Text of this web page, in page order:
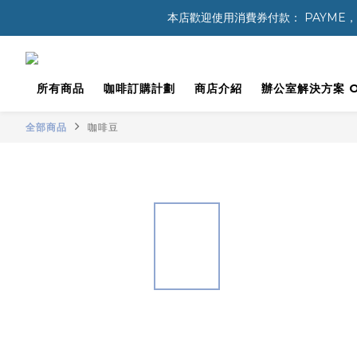
本店歡迎使用消費券付款：
所有商品 咖啡訂購計劃 商店介紹 辦公室解決方
全部商品 咖啡豆